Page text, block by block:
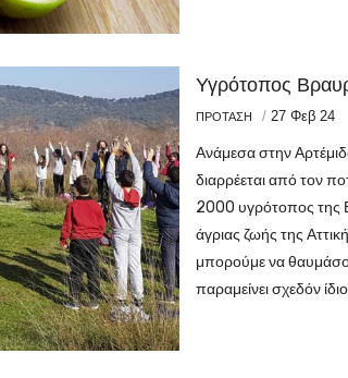
Υγρότοπος
ΠΡΟΤΑΣΗ / 27 Φεβ 24
Ανάμεσα στην
διαρρέεται από τον
2000 υγρότοπος της
άγριας ζωής της
μπορούμε να
παραμείνει σχεδόν